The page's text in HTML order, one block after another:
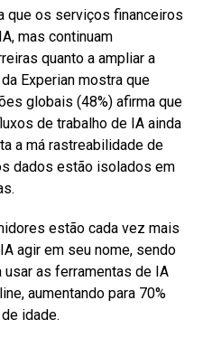
que os serviços financeiros
mas continuam
quanto a ampliar a
Experian mostra que
globais (48%) afirma que
de trabalho de IA ainda
a má rastreabilidade de
dados estão isolados em
estão cada vez mais
agir em seu nome, sendo
as ferramentas de IA
aumentando para 70%
idade.